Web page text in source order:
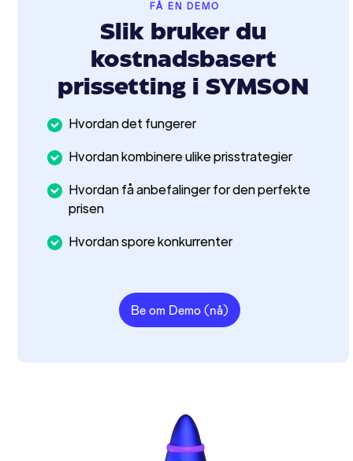
FÅ EN DEMO
Slik bruker du
kostnadsbasert
prissetting i SYMSON
Hvordan det fungerer
Hvordan kombinere ulike prisstrategier
Hvordan få anbefalinger for den perfekte
prisen
Hvordan spore konkurrenter
Be om Demo (nå)